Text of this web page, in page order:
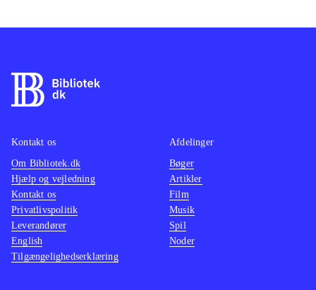
Kontakt os
Om Bibliotek.dk
Hjælp og vejledning
Kontakt os
Privatlivspolitik
Leverandører
English
Tilgængelighedserklæring
Afdelinger
Bøger
Artikler
Film
Musik
Spil
Noder